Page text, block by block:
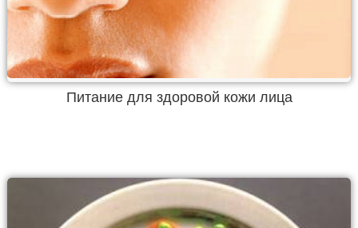
Питание для здоровой кожи лица